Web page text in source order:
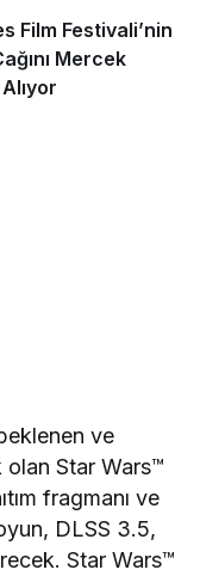
Film Festivali’nin
Mercek
ve
olan Star Wars™
fragmanı ve
DLSS 3.5,
Star Wars™